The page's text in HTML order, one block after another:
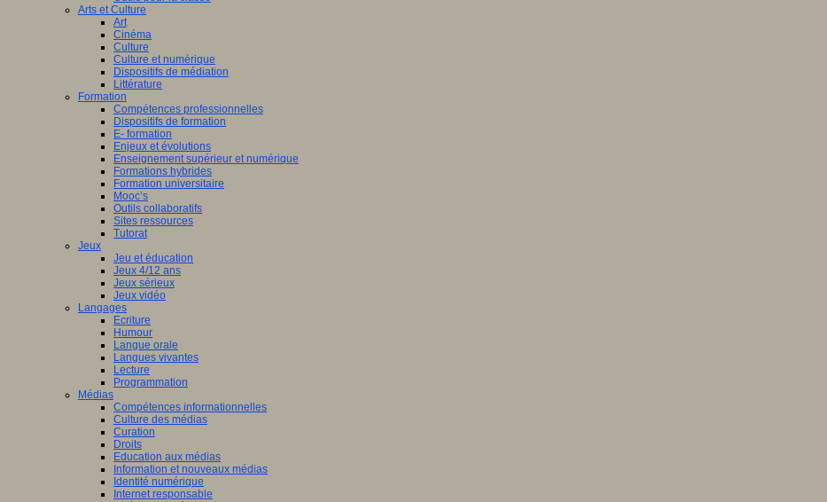
Arts et Culture
Art
Cinéma
Culture
Culture et numérique
Dispositifs de médiation
Littérature
Formation
Compétences professionnelles
Dispositifs de formation
E- formation
Enjeux et évolutions
Enseignement supérieur et numérique
Formations hybrides
Formation universitaire
Mooc’s
Outils collaboratifs
Sites ressources
Tutorat
Jeux
Jeu et éducation
Jeux 4/12 ans
Jeux sérieux
Jeux vidéo
Langages
Ecriture
Humour
Langue orale
Langues vivantes
Lecture
Programmation
Médias
Compétences informationnelles
Culture des médias
Curation
Droits
Education aux médias
Information et nouveaux médias
Identité numérique
Internet responsable